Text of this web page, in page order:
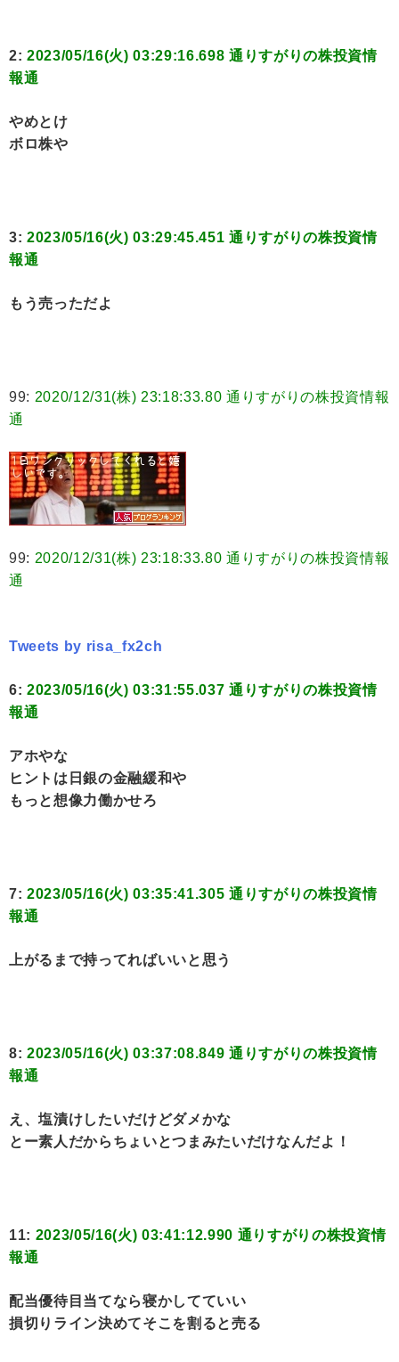
2: 2023/05/16(火) 03:29:16.698 通りすがりの株投資情
報通
やめとけ
ボロ株や
3: 2023/05/16(火) 03:29:45.451 通りすがりの株投資情
報通
もう売っただよ
99: 2020/12/31(株) 23:18:33.80 通りすがりの株投資情報
通
99: 2020/12/31(株) 23:18:33.80 通りすがりの株投資情報
通
Tweets by risa_fx2ch
6: 2023/05/16(火) 03:31:55.037 通りすがりの株投資情
報通
アホやな
ヒントは日銀の金融緩和や
もっと想像力働かせろ
7: 2023/05/16(火) 03:35:41.305 通りすがりの株投資情
報通
上がるまで持ってればいいと思う
8: 2023/05/16(火) 03:37:08.849 通りすがりの株投資情
報通
え、塩漬けしたいだけどダメかな
とー素人だからちょいとつまみたいだけなんだよ！
11: 2023/05/16(火) 03:41:12.990 通りすがりの株投資情
報通
配当優待目当てなら寝かしてていい
損切りライン決めてそこを割ると売る